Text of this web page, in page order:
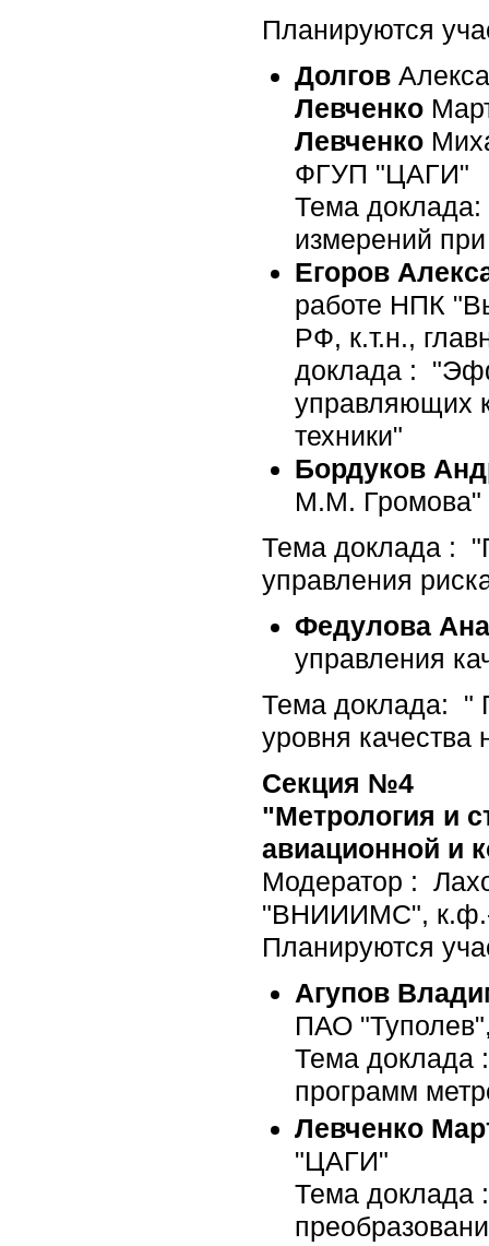
Планируются
Долгов
Левченко
Левченко
ФГУП "ЦАГИ"
Тема
измерений
Егоров
работе НПК
РФ, к.т.н.,
доклада :
управляющих
техники"
Бордуков
М.М. Громова"
Тема доклада :
управления
Федулова
управления
Тема доклада: "
уровня качества
Секция №4
"Метрология и
авиационной и
Модератор :
"ВНИИИМС",
Планируются
Агупов
ПАО
Тема доклада
программ
Левченко
"ЦАГИ"
Тема доклада